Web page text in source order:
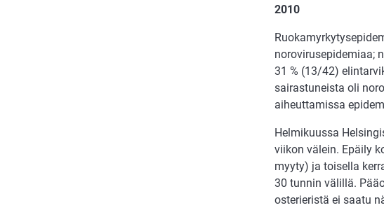
2010
norovirusepidemiaa;
31 % (13/42)
sairastuneista oli
aiheuttamissa
Helmikuussa
viikon välein. Epäily
myyty) ja toisella
30 tunnin välillä.
osterieristä ei saatu